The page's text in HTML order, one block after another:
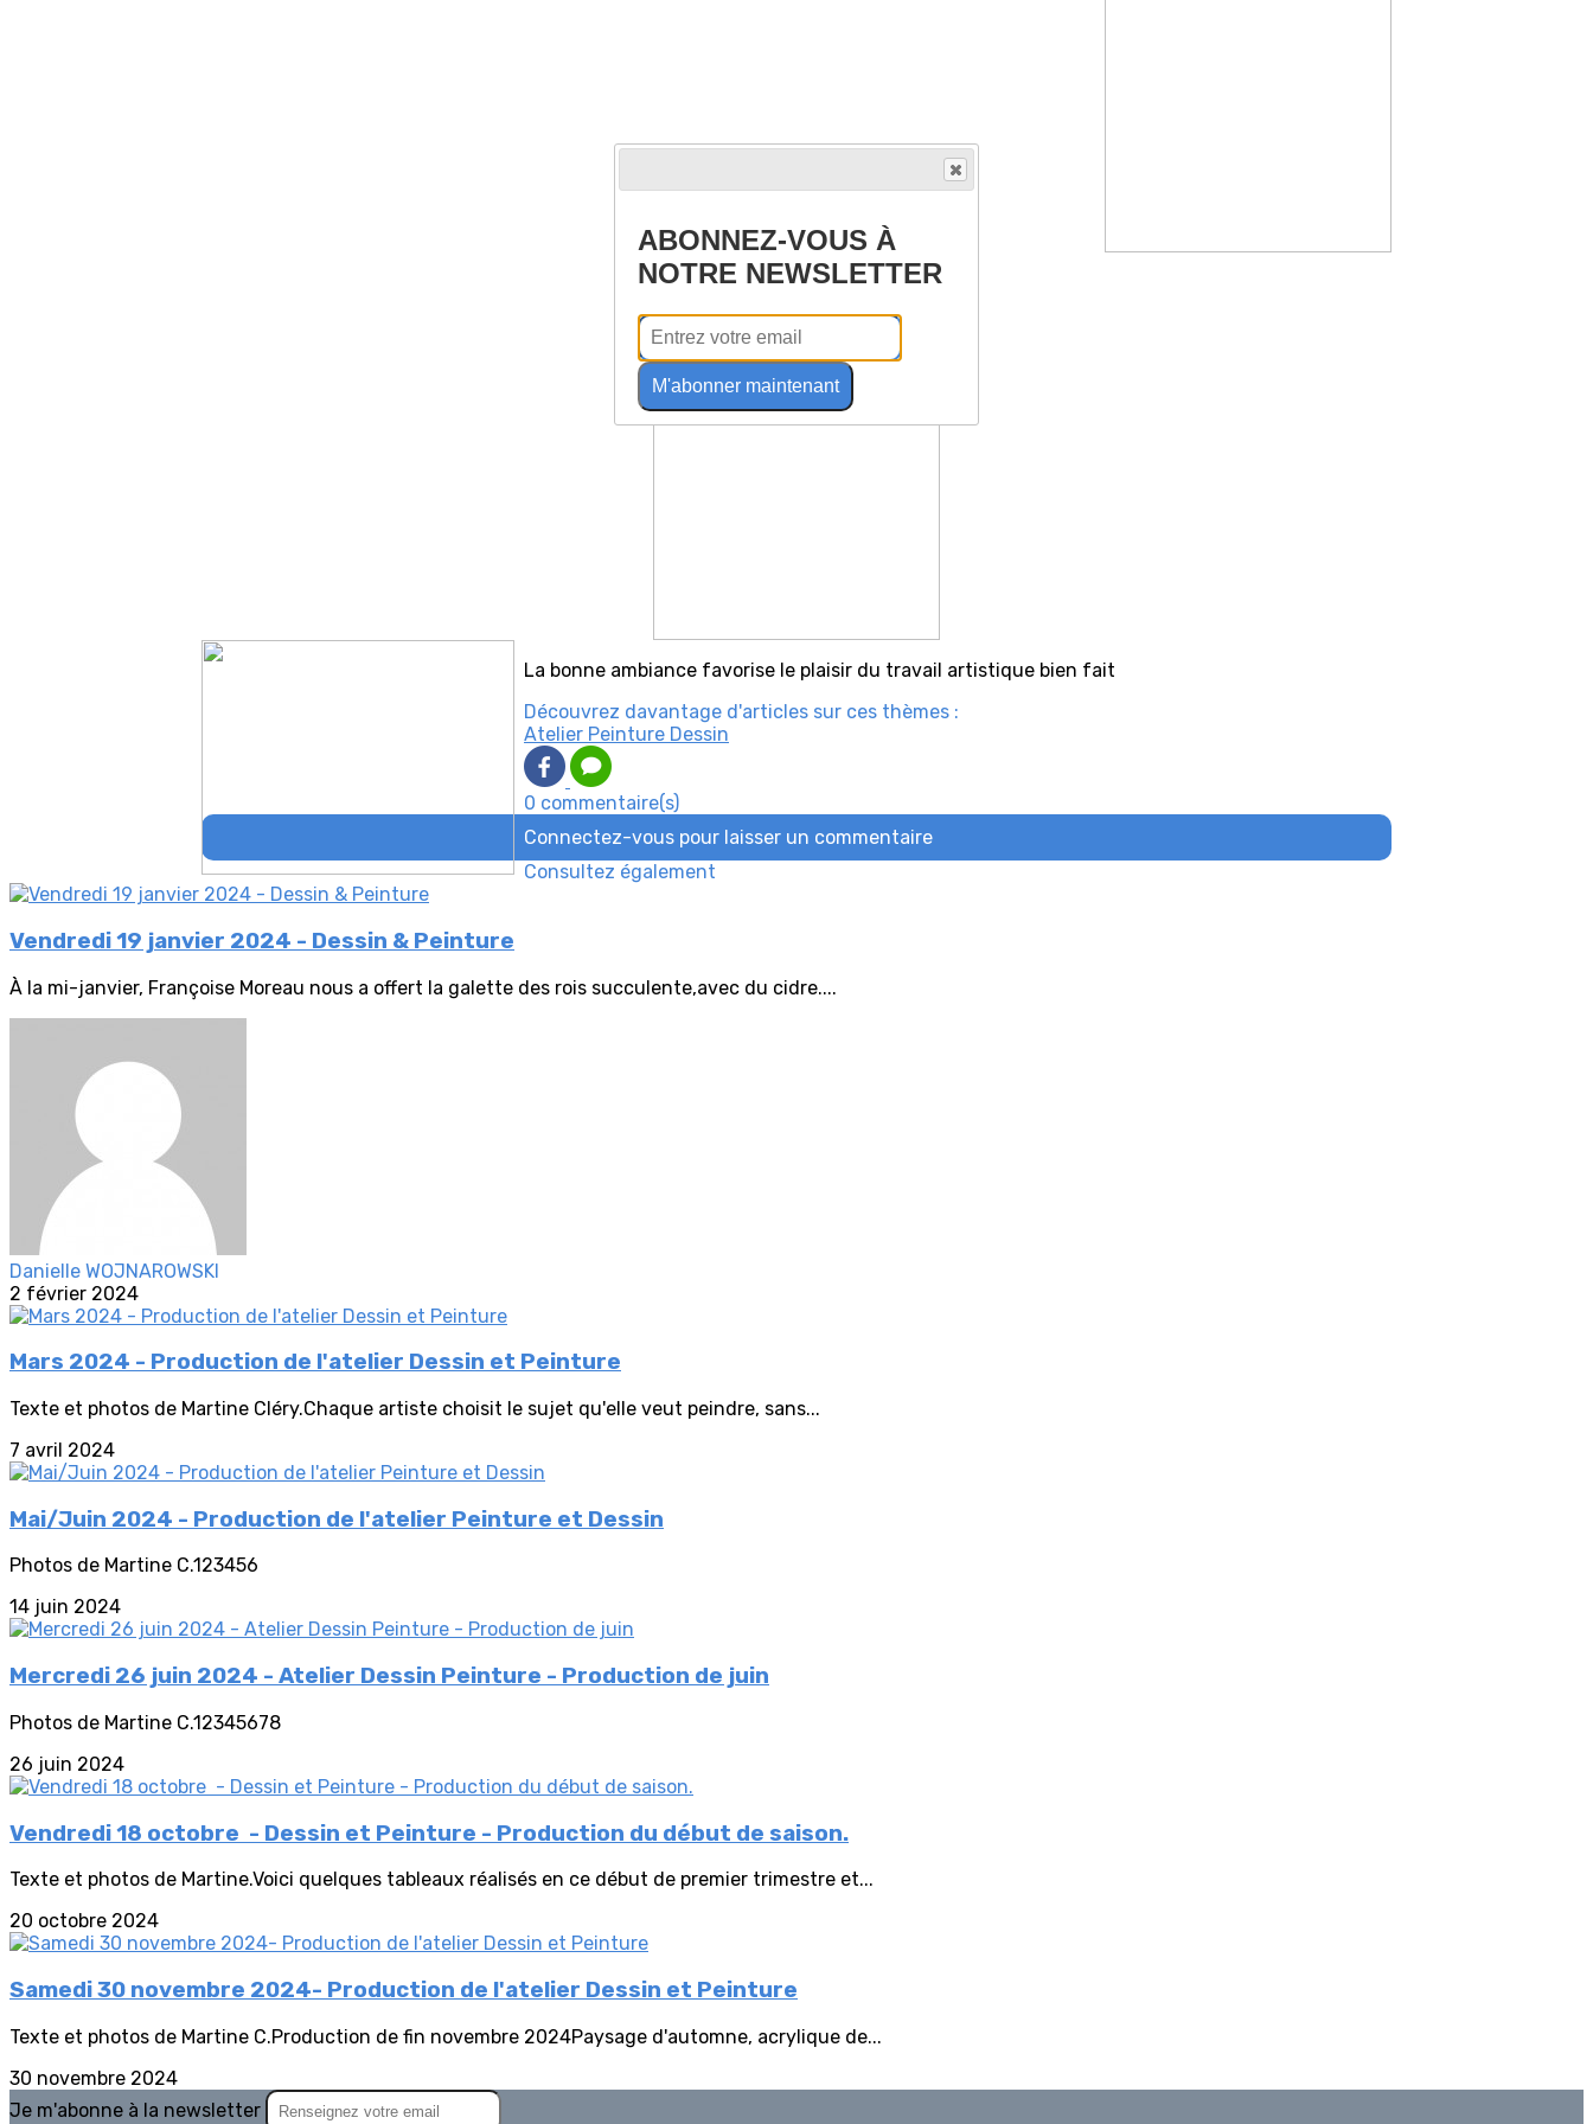
La bonne ambiance favorise le plaisir du travail artistique bien fait
Découvrez davantage d'articles sur ces thèmes :
Atelier Peinture Dessin
0 commentaire(s)
Connectez-vous pour laisser un commentaire
Consultez également
Vendredi 19 janvier 2024 - Dessin & Peinture
À la mi-janvier, Françoise Moreau nous a offert la galette des rois succulente,avec du cidre....
Danielle WOJNAROWSKI
2 février 2024
Mars 2024 - Production de l'atelier Dessin et Peinture
Texte et photos de Martine Cléry.Chaque artiste choisit le sujet qu'elle veut peindre, sans...
7 avril 2024
Mai/Juin 2024 - Production de l'atelier Peinture et Dessin
Photos de Martine C.123456
14 juin 2024
Mercredi 26 juin 2024 - Atelier Dessin Peinture - Production de juin
Photos de Martine C.12345678
26 juin 2024
Vendredi 18 octobre - Dessin et Peinture - Production du début de saison.
Texte et photos de Martine.Voici quelques tableaux réalisés en ce début de premier trimestre et...
20 octobre 2024
Samedi 30 novembre 2024- Production de l'atelier Dessin et Peinture
Texte et photos de Martine C.Production de fin novembre 2024Paysage d'automne, acrylique de...
30 novembre 2024
Je m'abonne à la newsletter
ABONNEZ-VOUS À
NOTRE NEWSLETTER
M'abonner maintenant